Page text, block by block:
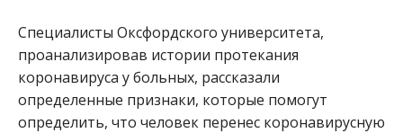
Специалисты Оксфордского университета,
проанализировав истории протекания
коронавируса у больных, рассказали
определенные признаки, которые помогут
определить, что человек перенес коронавирусную